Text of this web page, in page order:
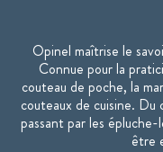
Opinel maîtrise le
Connue pour la
couteau de poche, la
couteaux de cuisine.
passant par les
être